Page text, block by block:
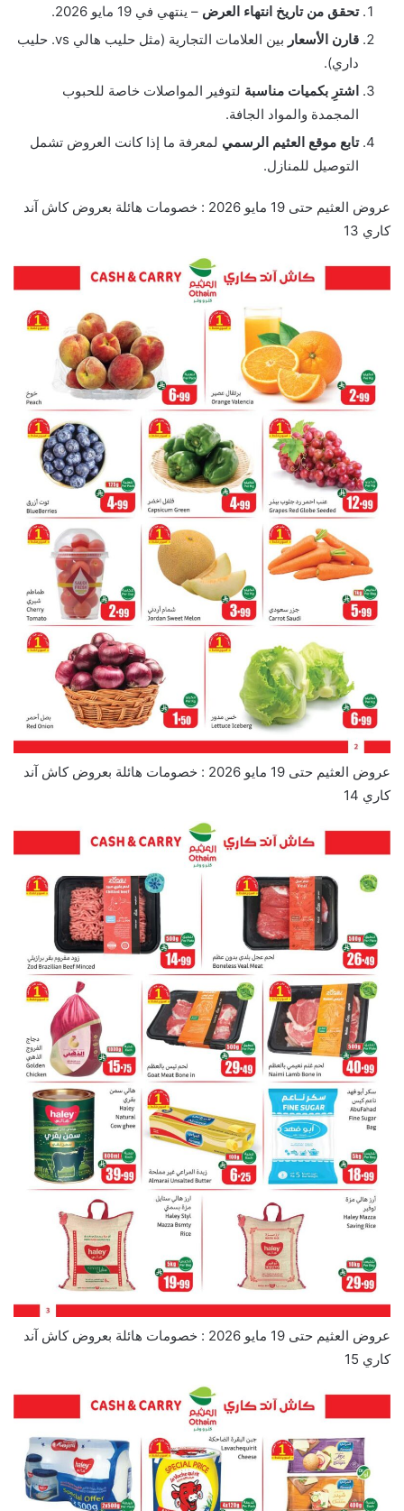
تحقق من تاريخ انتهاء العرض – ينتهي في 19 مايو 2026.
قارن الأسعار
بين العلامات التجارية (مثل حليب هالي vs. حليب
داري).
اشترِ بكميات مناسبة لتوفير المواصلات خاصة للحبوب
المجمدة والمواد الجافة.
تابع موقع العثيم الرسمي لمعرفة ما إذا كانت العروض تشمل
التوصيل للمنازل.
عروض العثيم حتى 19 مايو 2026 : خصومات هائلة بعروض كاش آند
كاري 13
عروض العثيم حتى 19 مايو 2026 : خصومات هائلة بعروض كاش آند
كاري 14
عروض العثيم حتى 19 مايو 2026 : خصومات هائلة بعروض كاش آند
كاري 15